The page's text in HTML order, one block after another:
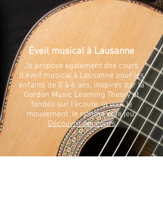
Éveil musical à Lausanne
Je propose également des cours
d’éveil musical à Lausanne pour les
enfants de 0 à 6 ans, inspirés par la
Gordon Music Learning Theory et
fondés sur l’écoute, la voix, le
mouvement, le rythme et le jeu.
Découvrir les cours